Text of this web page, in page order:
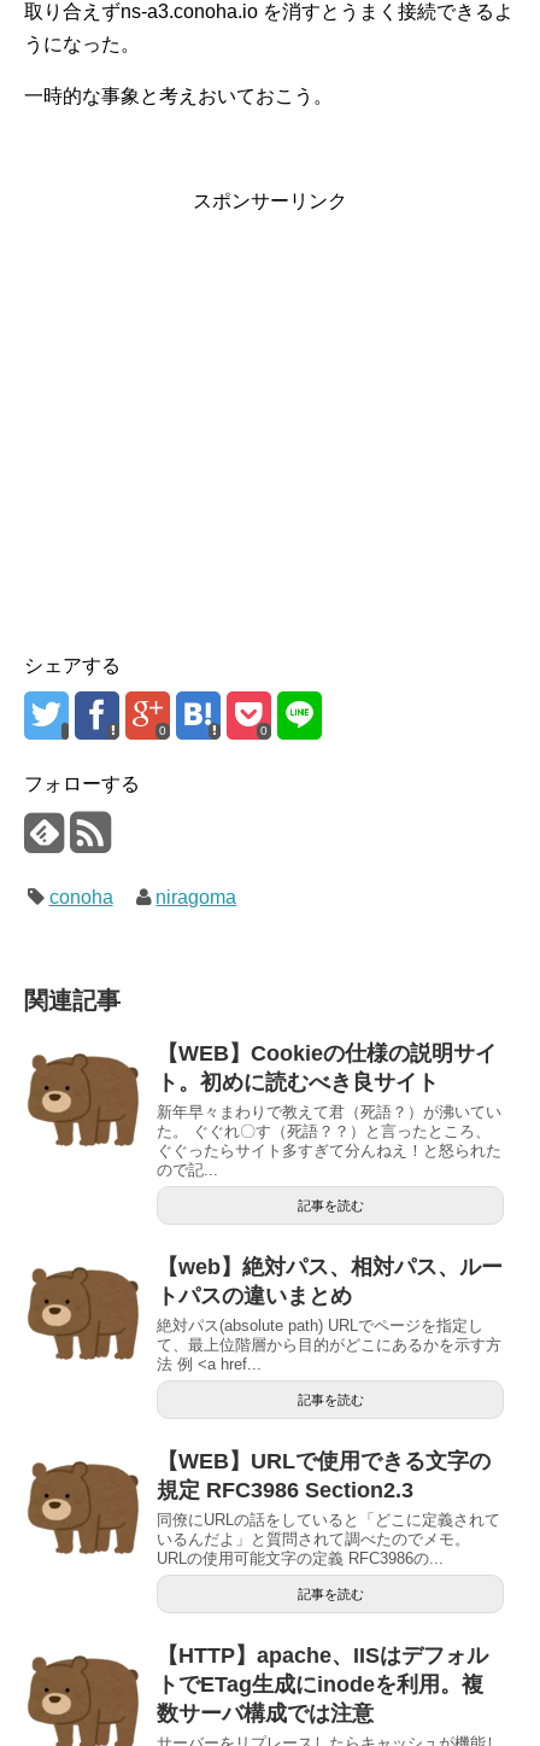
取り合えずns-a3.conoha.io を消すとうまく接続できるよ
うになった。
一時的な事象と考えおいておこう。
スポンサーリンク
シェアする
0 0
フォローする
conoha niragoma
関連記事
【WEB】Cookieの仕様の説明サイ
ト。初めに読むべき良サイト
新年早々まわりで教えて君（死語？）が沸いてい
た。 ぐぐれ〇す（死語？？）と言ったところ、
ぐぐったらサイト多すぎて分んねえ！と怒られた
ので記...
記事を読む
【web】絶対パス、相対パス、ルー
トパスの違いまとめ
絶対パス(absolute path) URLでページを指定し
て、最上位階層から目的がどこにあるかを示す方
法 例 <a href...
記事を読む
【WEB】URLで使用できる文字の
規定 RFC3986 Section2.3
同僚にURLの話をしていると「どこに定義されて
いるんだよ」と質問されて調べたのでメモ。
URLの使用可能文字の定義 RFC3986の...
記事を読む
【HTTP】apache、IISはデフォル
トでETag生成にinodeを利用。複
数サーバ構成では注意